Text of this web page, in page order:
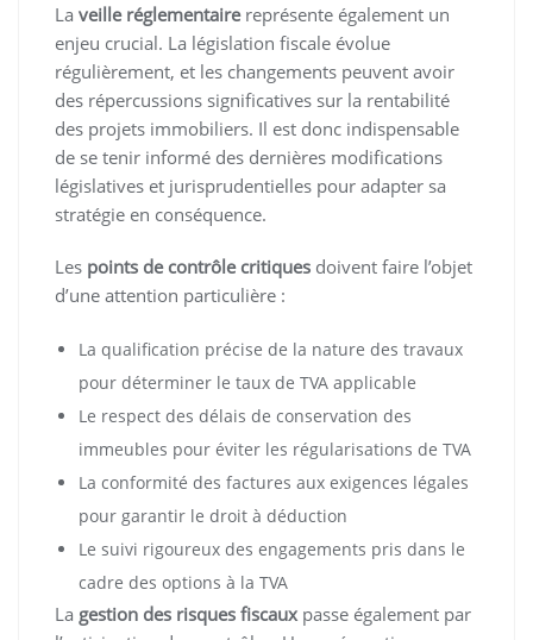
La veille réglementairereprésente également un
enjeu crucial. La législation fiscale évolue
régulièrement, et les changements peuvent avoir
des répercussions significatives sur la rentabilité
des projets immobiliers. Il est donc indispensable
de se tenir informé des dernières modifications
législatives et jurisprudentielles pour adapter sa
stratégie en conséquence.
Les points de contrôle critiques doivent faire l’objet
d’une attention particulière :
La qualification précise de la nature des travaux
pour déterminer le taux de TVA applicable
Le respect des délais de conservation des
immeubles pour éviter les régularisations de TVA
La conformité des factures aux exigences légales
pour garantir le droit à déduction
Le suivi rigoureux des engagements pris dans le
cadre des options à la TVA
La gestion des risques fiscaux passe également par